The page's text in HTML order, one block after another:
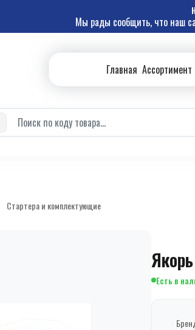
Мы рады сообщить, что наш
Главная Ассортимент
Стартера и комплектующие
Есть в